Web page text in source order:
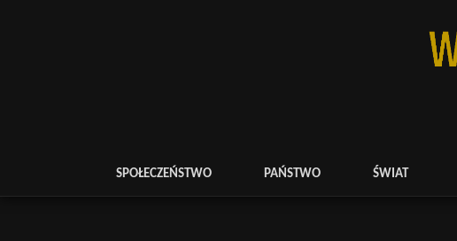
SPOŁECZEŃSTWO PAŃSTWO ŚWIAT